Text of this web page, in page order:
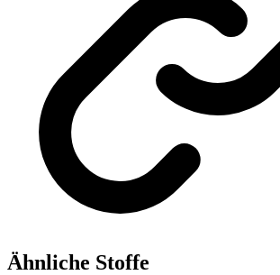
Ähnliche Stoffe